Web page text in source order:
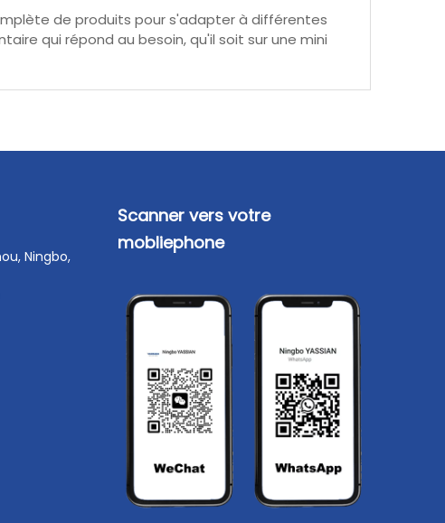
de produits pour s'adapter à différentes
qui répond au besoin, qu'il soit sur une mini
Ningbo,
Scanner vers votre
mobliephone